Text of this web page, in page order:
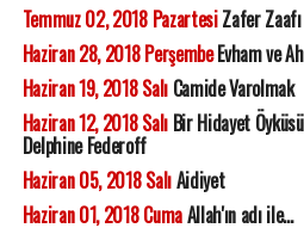
Temmuz 02, 2018 PazartesiZafer Zaafı
Haziran 28, 2018 PerşembeEvham ve
Haziran 19, 2018 SalıCamide Varolmak
Haziran 12, 2018 SalıBir Hidayet
Delphine Federoff
Haziran 05, 2018 SalıAidiyet
Haziran 01, 2018 CumaAllah'ın adı ile...